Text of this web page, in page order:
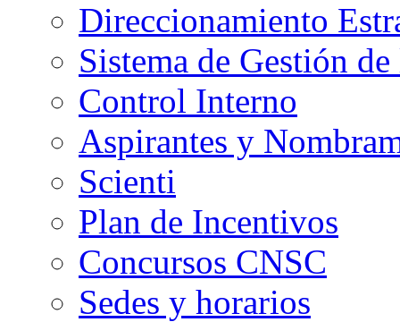
Direccionamiento
Sistema de Gestión
Control Interno
Aspirantes y
Scienti
Plan de Incentivos
Concursos CNSC
Sedes y horarios